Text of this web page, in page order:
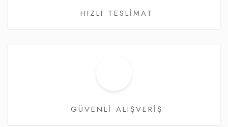
HIZLI TESLİMAT
GÜVENLİ ALIŞVERİŞ